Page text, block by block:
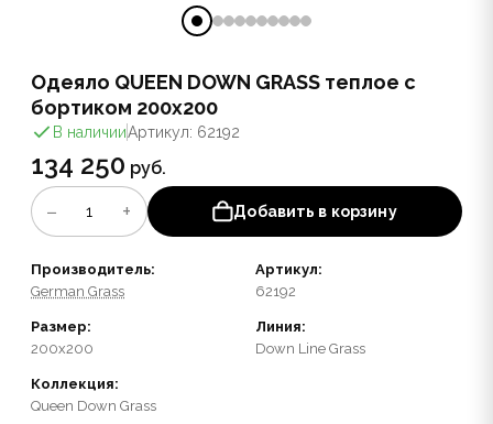
Одеяло QUEEN DOWN GRASS теплое с
бортиком 200x200
В наличииАртикул: 62192
134 250 руб.
− 1 + Добавить в корзину
Производитель:
German Grass
Артикул:
62192
Размер:
200x200
Линия:
Down Line Grass
Коллекция:
Queen Down Grass